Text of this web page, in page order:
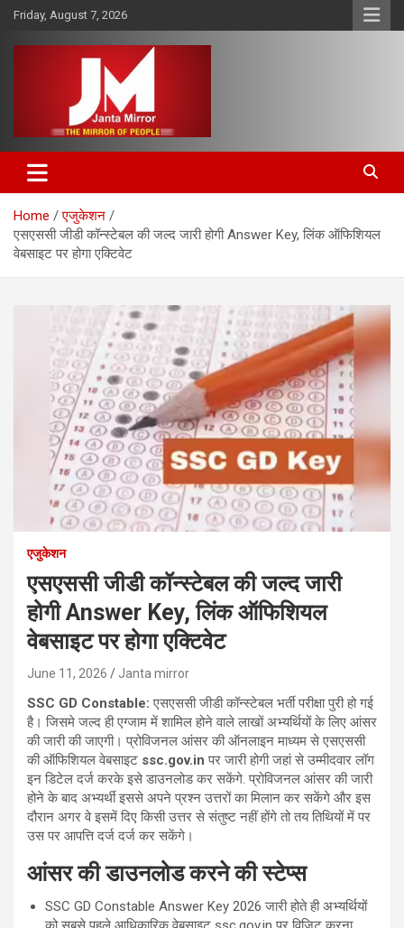
Skip
content
Friday, August 7, 2026
Janta Mirror
Home
एजुकेशन
एसएससी जीडी कॉन्स्टेबल की जल्द जारी होगी Answer Key, लिंक ऑफिशियल
वेबसाइट पर होगा एक्टिवेट
एजुकेशन
एसएससी जीडी कॉन्स्टेबल की जल्द जारी
होगी Answer Key, लिंक ऑफिशियल
वेबसाइट पर होगा एक्टिवेट
June 11, 2026 Janta mirror
SSC GD Constable: एसएससी जीडी कॉन्स्टेबल भर्ती परीक्षा पुरी हो गई
है। जिसमे जल्द ही एग्जाम में शामिल होने वाले लाखों अभ्यर्थियों के लिए आंसर
की जारी की जाएगी। प्रोविजनल आंसर की ऑनलाइन माध्यम से एसएससी
की ऑफिशियल वेबसाइट ssc.gov.inपर जारी होगी जहां से उम्मीदवार लॉग
इन डिटेल दर्ज करके इसे डाउनलोड कर सकेंगे. प्रोविजनल आंसर की जारी
होने के बाद अभ्यर्थी इससे अपने प्रश्न उत्तरों का मिलान कर सकेंगे और इस
दौरान अगर वे इसमें दिए किसी उत्तर से संतुष्ट नहीं होंगे तो तय तिथियों में पर
उस पर आपत्ति दर्ज दर्ज कर सकेंगे।
आंसर की डाउनलोड करने की स्टेप्स
SSC GD Constable Answer Key 2026 जारी होते ही अभ्यर्थियों